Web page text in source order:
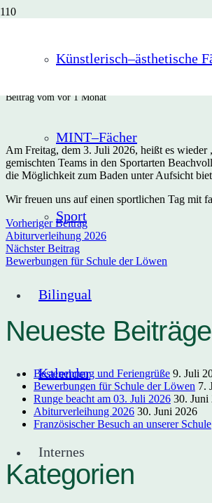
Künstlerisch–ästhetische
MINT–Fächer
Sport
Bilingual
Kalender
Internes
Runge
Beitrag vomvor 1 Monat
Am Freitag, dem 3. Juli 2026, heißt es
gemischten Teams in den Sportarten
die Möglichkeit zum Baden unter Aufsicht
Wir freuen uns auf einen sportlichen Tag mit
Vorheriger Beitrag
Abiturverleihung 2026
Nächster Beitrag
Bewerbungen für Schule der Löwen
Neueste Beiträge
Bestenehrung und Feriengrüße 9. Juli
Bewerbungen für Schule der Löwen 7.
Runge beacht am 03. Juli 2026 30. Juni
Abiturverleihung 2026 30. Juni 2026
Französischer Besuch an unserer Schule
Kategorien